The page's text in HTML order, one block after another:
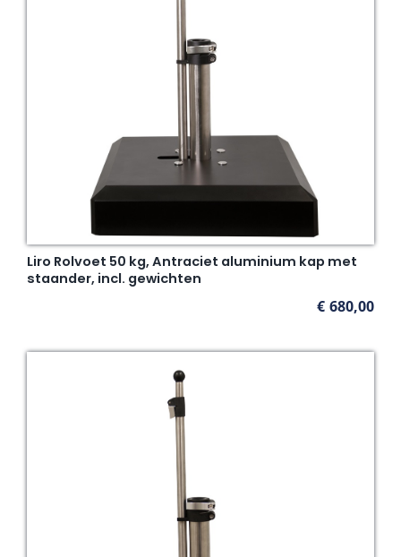
Liro Rolvoet 50 kg, Antraciet aluminium kap met
staander, incl. gewichten
€ 680,00